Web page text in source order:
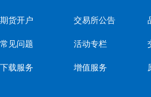
期货开户
常见问题
下载服务
交易所公告
活动专栏
增值服务